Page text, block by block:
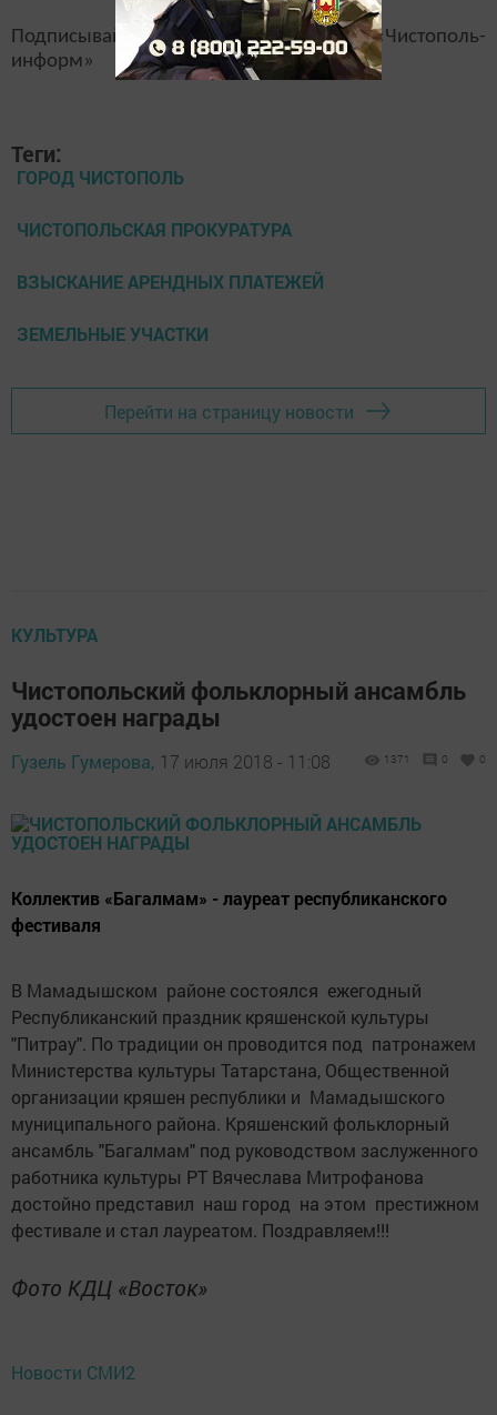
Подписывайтесь на нашканалMAX«Чистополь-
информ»
Теги:
ГОРОД ЧИСТОПОЛЬ
ЧИСТОПОЛЬСКАЯ ПРОКУРАТУРА
ВЗЫСКАНИЕ АРЕНДНЫХ ПЛАТЕЖЕЙ
ЗЕМЕЛЬНЫЕ УЧАСТКИ
Перейти на страницу новости
КУЛЬТУРА
Чистопольский фольклорный ансамбль
удостоен награды
Гузель Гумерова, 17 июля 2018 - 11:08 1371 0 0
Коллектив «Багалмам» - лауреат республиканского
фестиваля
В Мамадышском районе состоялся ежегодный
Республиканский праздник кряшенской культуры
"Питрау". По традиции он проводится под патронажем
Министерства культуры Татарстана, Общественной
организации кряшен республики и Мамадышского
муниципального района. Кряшенский фольклорный
ансамбль "Багалмам" под руководством заслуженного
работника культуры РТ Вячеслава Митрофанова
достойно представил наш город на этом престижном
фестивале и стал лауреатом. Поздравляем!!!
Фото КДЦ «Восток»
Новости СМИ2